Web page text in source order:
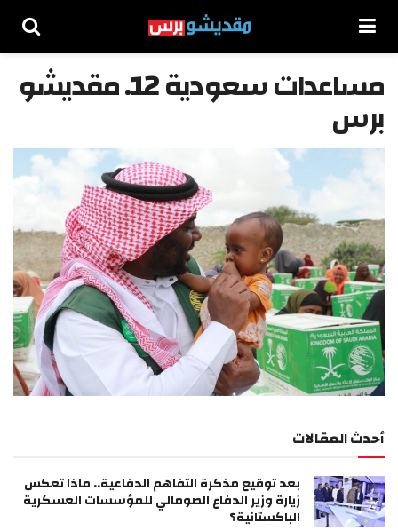
مساعدات سعودية 12. مقديشو
برس
أحدث المقالات
بعد توقيع مذكرة التفاهم الدفاعية.. ماذا تعكس
زيارة وزير الدفاع الصومالي للمؤسسات العسكرية
الباكستانية؟